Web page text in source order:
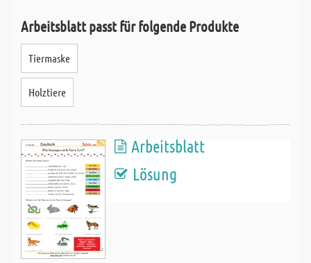
Arbeitsblatt passt für folgende Produkte
Tiermaske
Holztiere
Arbeitsblatt
Lösung